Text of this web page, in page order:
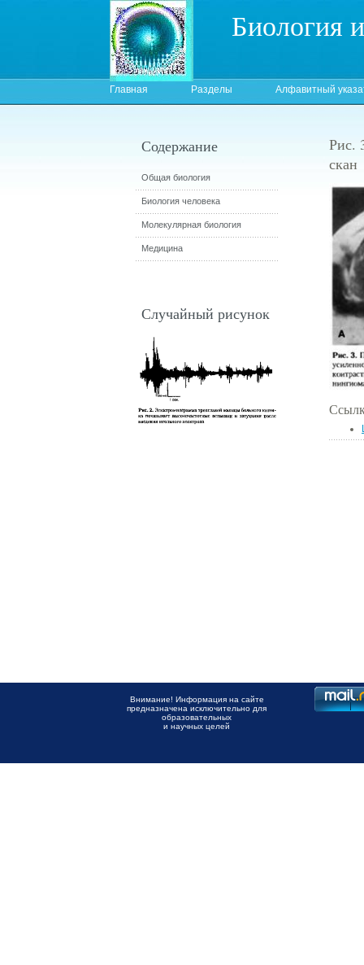
Биология
Главная Разделы Алфавитный
Рис.
скан
Содержание
Общая биология
Биология человека
Молекулярная биология
Медицина
Случайный рисунок
Внимание! Информация на сайте
предназначена исключительно для
образовательных
и научных целей